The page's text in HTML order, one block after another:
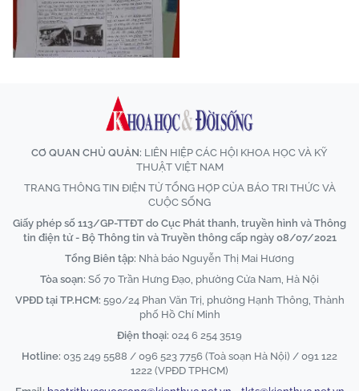
CƠ QUAN CHỦ QUẢN: LIÊN HIỆP CÁC HỘI KHOA HỌC VÀ KỸ
THUẬT VIỆT NAM
TRANG THÔNG TIN ĐIỆN TỬ TỔNG HỢP CỦA BÁO TRI THỨC VÀ
CUỘC SỐNG
Giấy phép số 113/GP-TTĐT do Cục Phát thanh, truyền hình và Thông
tin điện tử - Bộ Thông tin và Truyền thông cấp ngày 08/07/2021
Tổng Biên tập: Nhà báo Nguyễn Thị Mai Hương
Tòa soạn: Số 70 Trần Hưng Đạo, phường Cửa Nam, Hà Nội
VPĐD tại TP.HCM: 590/24 Phan Văn Trị, phường Hạnh Thông, Thành
phố Hồ Chí Minh
Điện thoại: 024 6 254 3519
Hotline: 035 249 5588 / 096 523 7756 (Toà soạn Hà Nội) / 091 122
1222 (VPĐD TPHCM)